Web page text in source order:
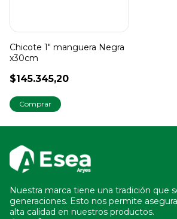
Chicote 1" manguera Negra
x30cm
$145.345,20
Nuestra marca tiene una tradición que
generaciones. Esto nos permite
alta calidad en nuestros productos.